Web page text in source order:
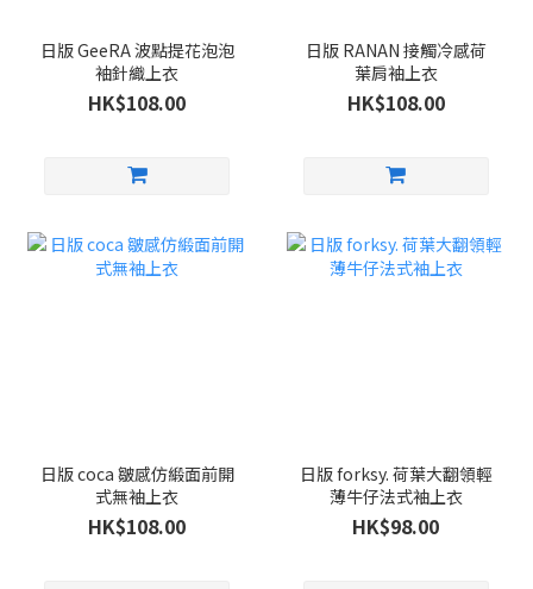
日版 GeeRA 波點提花泡泡
袖針織上衣
HK$108.00
日版 RANAN 接觸冷感荷
葉肩袖上衣
HK$108.00
日版 coca 皺感仿緞面前開
式無袖上衣
HK$108.00
日版 forksy. 荷葉大翻領輕
薄牛仔法式袖上衣
HK$98.00